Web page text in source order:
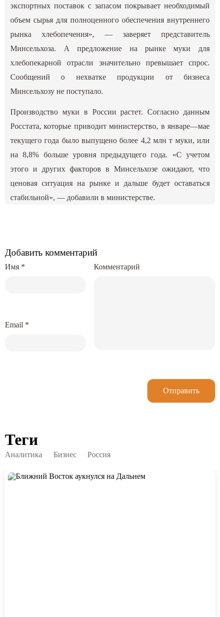
экспортных поставок с запасом покрывает необходимый
объем сырья для полноценного обеспечения внутреннего
рынка хлебопечения», — заверяет представитель
Минсельхоза. А предложение на рынке муки для
хлебопекарной отрасли значительно превышает спрос.
Сообщений о нехватке продукции от бизнеса
Минсельхозу не поступало.
Производство муки в России растет. Согласно данным
Росстата, которые приводит министерство, в январе—мае
текущего года было выпущено более 4,2 млн т муки, или
на 8,8% больше уровня предыдущего года. «С учетом
этого и других факторов в Минсельхозе ожидают, что
ценовая ситуация на рынке и дальше будет оставаться
стабильной», — добавили в министерстве.
Добавить комментарий
Комментарий
Имя *
Email *
Отправить
Теги
Аналитика Бизнес Россия